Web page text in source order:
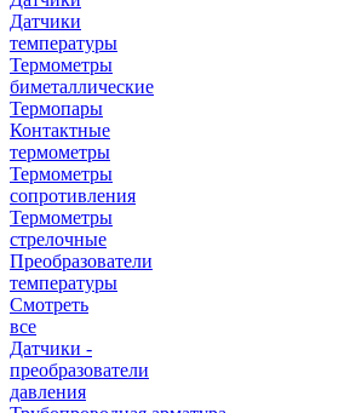
Датчики
температуры
Термометры
биметаллические
Термопары
Контактные
термометры
Термометры
сопротивления
Термометры
стрелочные
Преобразователи
температуры
Смотреть
все
Датчики -
преобразователи
давления